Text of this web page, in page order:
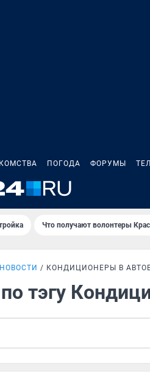
ПОГОДА ФОРУМЫ
Что получают волонтеры
КОНДИЦИОНЕРЫ В
тэгу